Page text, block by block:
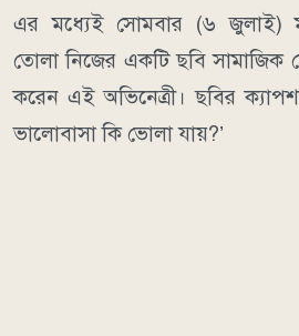
এর মধ্যেই সোমবার (৬ জুলাই)
তোলা নিজের একটি ছবি সামাজিক
করেন এই অভিনেত্রী। ছবির
ভালোবাসা কি ভোলা যায়?’